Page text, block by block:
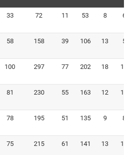
33 72 11 53 8 6
58 158 39 106 13 5
100 297 77 202 18 13
81 230 55 163 12 14
78 195 51 135 9 8
75 215 61 141 13 11